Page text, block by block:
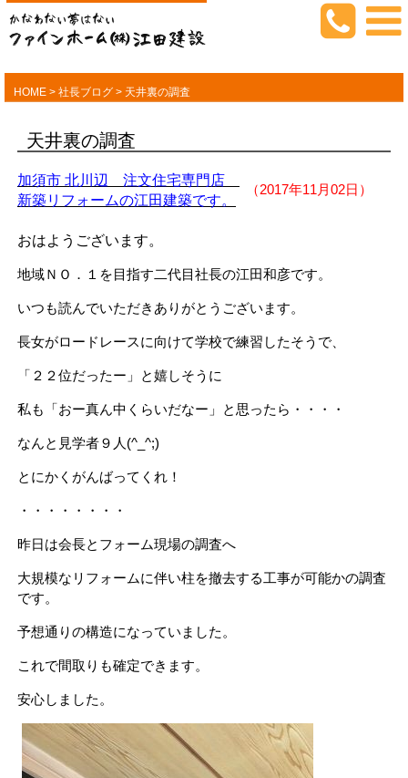
HOME > 社長ブログ > 天井裏の調査
天井裏の調査
（2017年11月02日）
加須市 北川辺 注文住宅専門店
新築リフォームの江田建築です。
おはようございます。
地域ＮＯ．１を目指す二代目社長の江田和彦です。
いつも読んでいただきありがとうございます。
長女がロードレースに向けて学校で練習したそうで、
「２２位だったー」と嬉しそうに
私も「おー真ん中くらいだなー」と思ったら・・・・
なんと見学者９人(^_^;)
とにかくがんばってくれ！
・・・・・・・・
昨日は会長とフォーム現場の調査へ
大規模なリフォームに伴い柱を撤去する工事が可能かの調査
です。
予想通りの構造になっていました。
これで間取りも確定できます。
安心しました。